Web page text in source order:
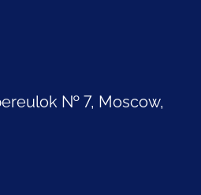
№ 7, Moscow,